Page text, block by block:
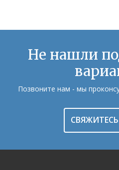
Не нашли
Позвоните нам - мы